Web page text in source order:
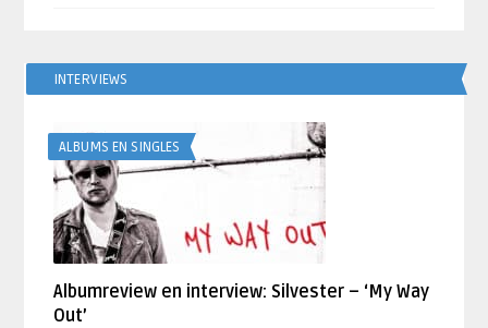
INTERVIEWS
ALBUMS EN SINGLES
Albumreview en interview: Silvester – ‘My Way
Out’